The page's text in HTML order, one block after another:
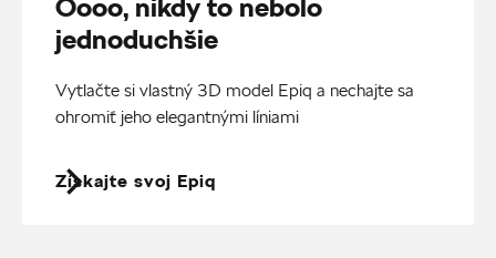
Oooo, nikdy to nebolo
jednoduchšie
Vytlačte si vlastný 3D model Epiq a nechajte sa
ohromiť jeho elegantnými líniami
Získajte svoj Epiq